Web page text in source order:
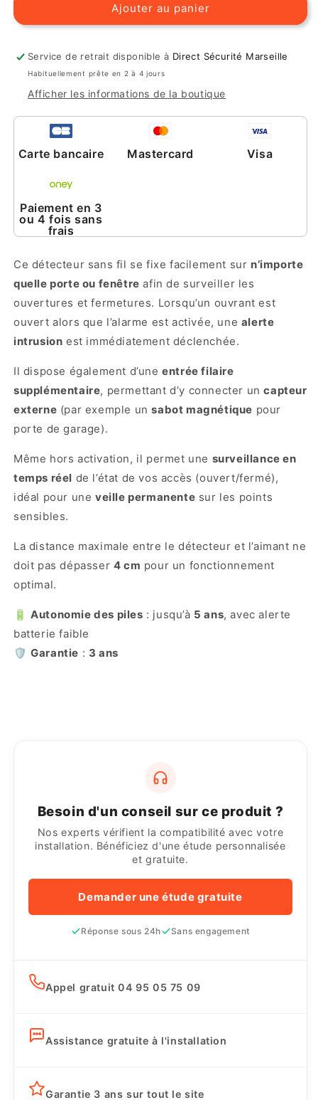
Ajouter au panier
Service de retrait disponible à Direct Sécurité Marseille
Habituellement prête en 2 à 4 jours
Afficher les informations de la boutique
Carte bancaire Mastercard Visa
Paiement en 3
ou 4 fois sans
frais
Ce détecteur sans fil se fixe facilement sur n’importe
quelle porte ou fenêtre afin de surveiller les
ouvertures et fermetures. Lorsqu’un ouvrant est
ouvert alors que l’alarme est activée, une alerte
intrusion est immédiatement déclenchée.
Il dispose également d’uneentrée filaire
supplémentaire, permettant d’y connecter uncapteur
externe (par exemple unsabot magnétique pour
porte de garage).
Même hors activation, il permet une surveillance en
temps réel de l’état de vos accès (ouvert/fermé),
idéal pour une veille permanente sur les points
sensibles.
La distance maximale entre le détecteur et l’aimant ne
doit pas dépasser 4 cm pour un fonctionnement
optimal.
🔋Autonomie des piles : jusqu’à 5 ans, avec alerte
batterie faible
🛡️Garantie : 3 ans
Besoin d'un conseil sur ce produit ?
Nos experts vérifient la compatibilité avec votre
installation. Bénéficiez d'une étude personnalisée
et gratuite.
Demander une étude gratuite
Réponse sous 24h Sans engagement
Appel gratuit 04 95 05 75 09
Assistance gratuite à l'installation
Garantie 3 ans sur tout le site